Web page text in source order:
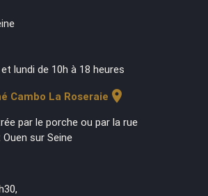
lundi de 10h à 18 heures
Cambo La Roseraie location_on
par le porche ou par la rue
sur Seine